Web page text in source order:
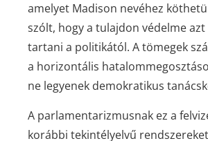
amelyet Madison nevéhez
szólt, hogy a tulajdon védelme
tartani a politikától. A tömegek
a horizontális
ne legyenek demokratikus
A parlamentarizmusnak ez a
korábbi tekintélyelvű